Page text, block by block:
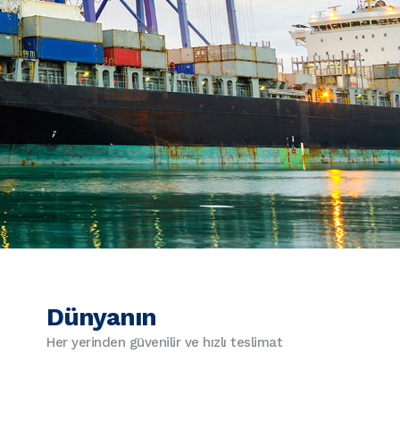
Dünyanın
Her yerinden güvenilir ve hızlı teslimat